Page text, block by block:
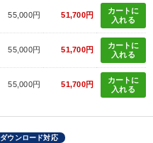
55,000円 51,700円
カートに
入れる
55,000円 51,700円
カートに
入れる
55,000円 51,700円
カートに
入れる
ダウンロード対応